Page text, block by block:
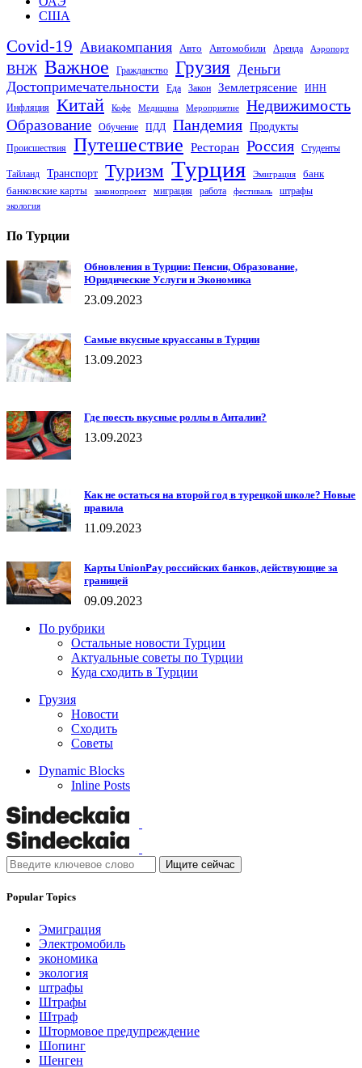
США
Covid-19 Авиакомпания Авто Автомобили Аренда Аэропорт
ВНЖ Важное Гражданство Грузия Деньги
Достопримечательности
Еда Закон Землетрясение
ИНН
Инфляция
Китай Кофе Медицина Мероприятие Недвижимость
Образование Обучение ПДД Пандемия Продукты
Происшествия Путешествие Ресторан Россия Студенты
Тайланд Транспорт Туризм Турция Эмиграция
банк
банковские карты
законопроект миграция работа фестиваль штрафы
экология
По Турции
Обновления в Турции: Пенсии, Образование,
Юридические Услуги и Экономика
23.09.2023
Самые вкусные круассаны в Турции
13.09.2023
Где поесть вкусные роллы в Анталии?
13.09.2023
Как не остаться на второй год в турецкой школе? Новые
правила
11.09.2023
Карты UnionPay российских банков, действующие за
границей
09.09.2023
По рубрики
Остальные новости Турции
Актуальные советы по Турции
Куда сходить в Турции
Грузия
Новости
Сходить
Советы
Dynamic Blocks
Inline Posts
Ищите сейчас
Popular Topics
Эмиграция
Электромобиль
экономика
экология
штрафы
Штрафы
Штраф
Штормовое предупреждение
Шопинг
Шенген